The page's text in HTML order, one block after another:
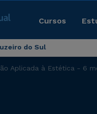
Cursos
do Sul
Aplicada à Estética - 6